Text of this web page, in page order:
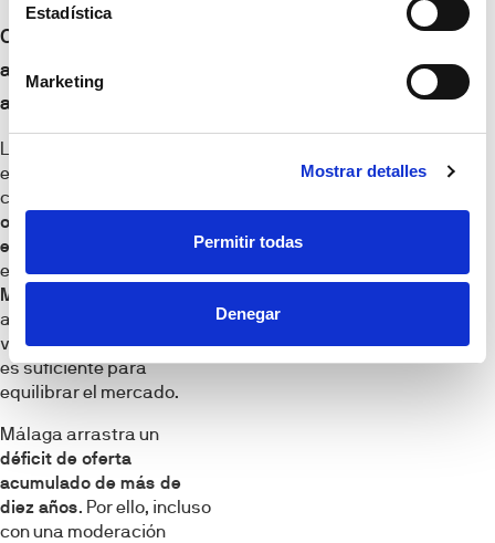
Estadística
Marketing
Mostrar detalles
Permitir todas
Denegar
Oferta insuficiente
ante un déficit
acumulado
La actividad promotora
en la provincia es notable,
con
obra nueva concedidos en
el último año
embargo, el informe de
Metrovacesa R3search
advierte que este
volumen de producción no
es suficiente para
equilibrar el mercado.
Málaga arrastra un
déficit de oferta
acumulado de más de
diez años. Por ello, incluso
con una moderación